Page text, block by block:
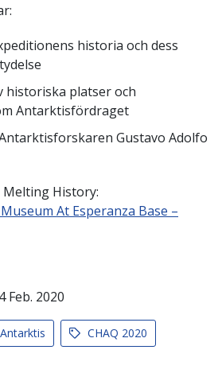
historia och dess
historiska platser och
Antarktisfördraget
Gustavo Adolfo
History:
At Esperanza Base –
Feb. 2020
Antarktis CHAQ 2020